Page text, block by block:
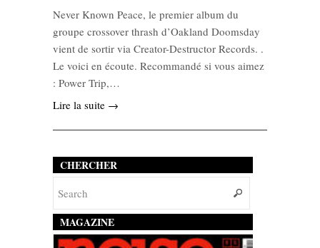
Never Known Peace, le premier album du
groupe crossover thrash d’Oakland Doomsday
vient de sortir via Creator-Destructor Records. .
Le voici en écoute. Recommandé si vous aimez
: Power Trip,…
Lire la suite →
CHERCHER
MAGAZINE